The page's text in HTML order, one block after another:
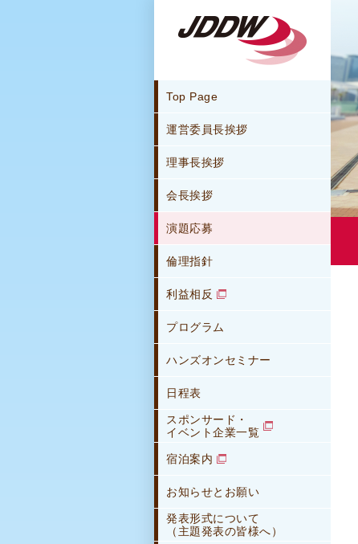
Top Page
運営委員長挨拶
理事長挨拶
会長挨拶
演題応募
倫理指針
利益相反
プログラム
ハンズオンセミナー
日程表
スポンサード・
イベント企業一覧
宿泊案内
お知らせとお願い
発表形式について
（主題発表の皆様へ）